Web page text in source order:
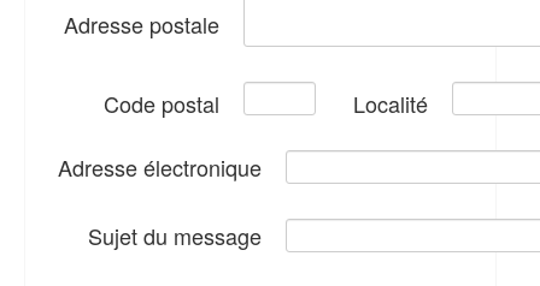
Adresse postale
Code postal Localité
Adresse électronique
Sujet du message